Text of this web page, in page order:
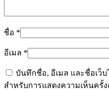
ชื่อ *
อีเมล *
บันทึกชื่อ, อีเมล และชื่อเว็
สำหรับการแสดงความเห็นครั้ง